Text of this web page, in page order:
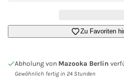
Zu Favoriten
Abholung von Mazooka Berlin
Gewöhnlich fertig in 24 Stunden